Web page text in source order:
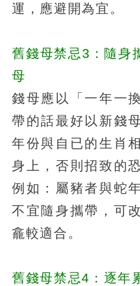
運，應避開為宜。
舊錢母禁忌3：隨身
母
錢母應以「一年一
帶的話最好以新錢
年份與自已的生肖
身上，否則招致的
例如：屬豬者與蛇
不宜隨身攜帶，可
龕較適合。
舊錢母禁忌4：逐年